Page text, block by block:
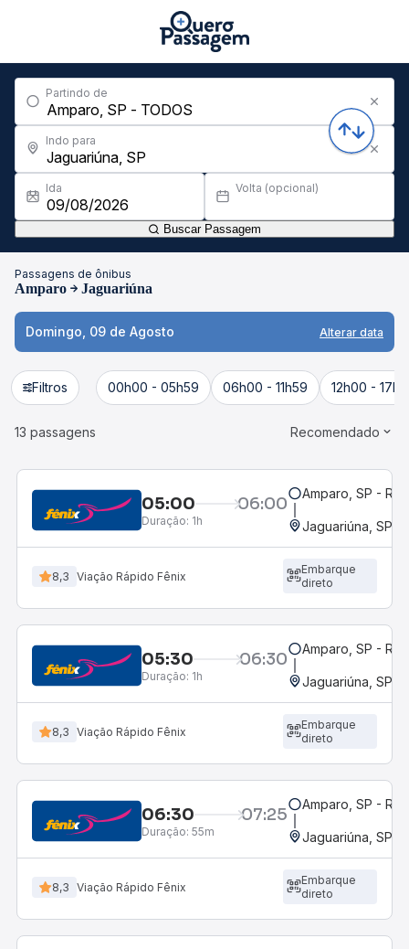
Partindo de
Indo para
Ida Volta (opcional)
Buscar Passagem
Passagens de ônibus
Amparo Jaguariúna
Domingo, 09 de Agosto Alterar data
Filtros 00h00 - 05h59 06h00 - 11h59 12h00 -
13 passagens Recomendado
05:00 06:00
Duração: 1h
Amparo, SP -
Jaguariúna, SP
8,3 Viação Rápido Fênix
Embarque
direto
05:30 06:30
Duração: 1h
Amparo, SP -
Jaguariúna, SP
8,3 Viação Rápido Fênix
Embarque
direto
06:30 07:25
Duração: 55m
Amparo, SP -
Jaguariúna, SP
8,3 Viação Rápido Fênix
Embarque
direto